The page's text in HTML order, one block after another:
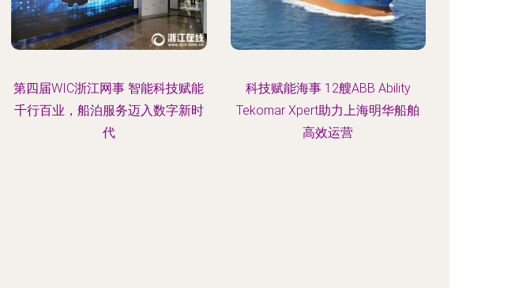
第四届WIC浙江网事 智能科技赋能
千行百业，船泊服务迈入数字新时
代
科技赋能海事 12艘ABB Ability
Tekomar Xpert助力上海明华船舶
高效运营